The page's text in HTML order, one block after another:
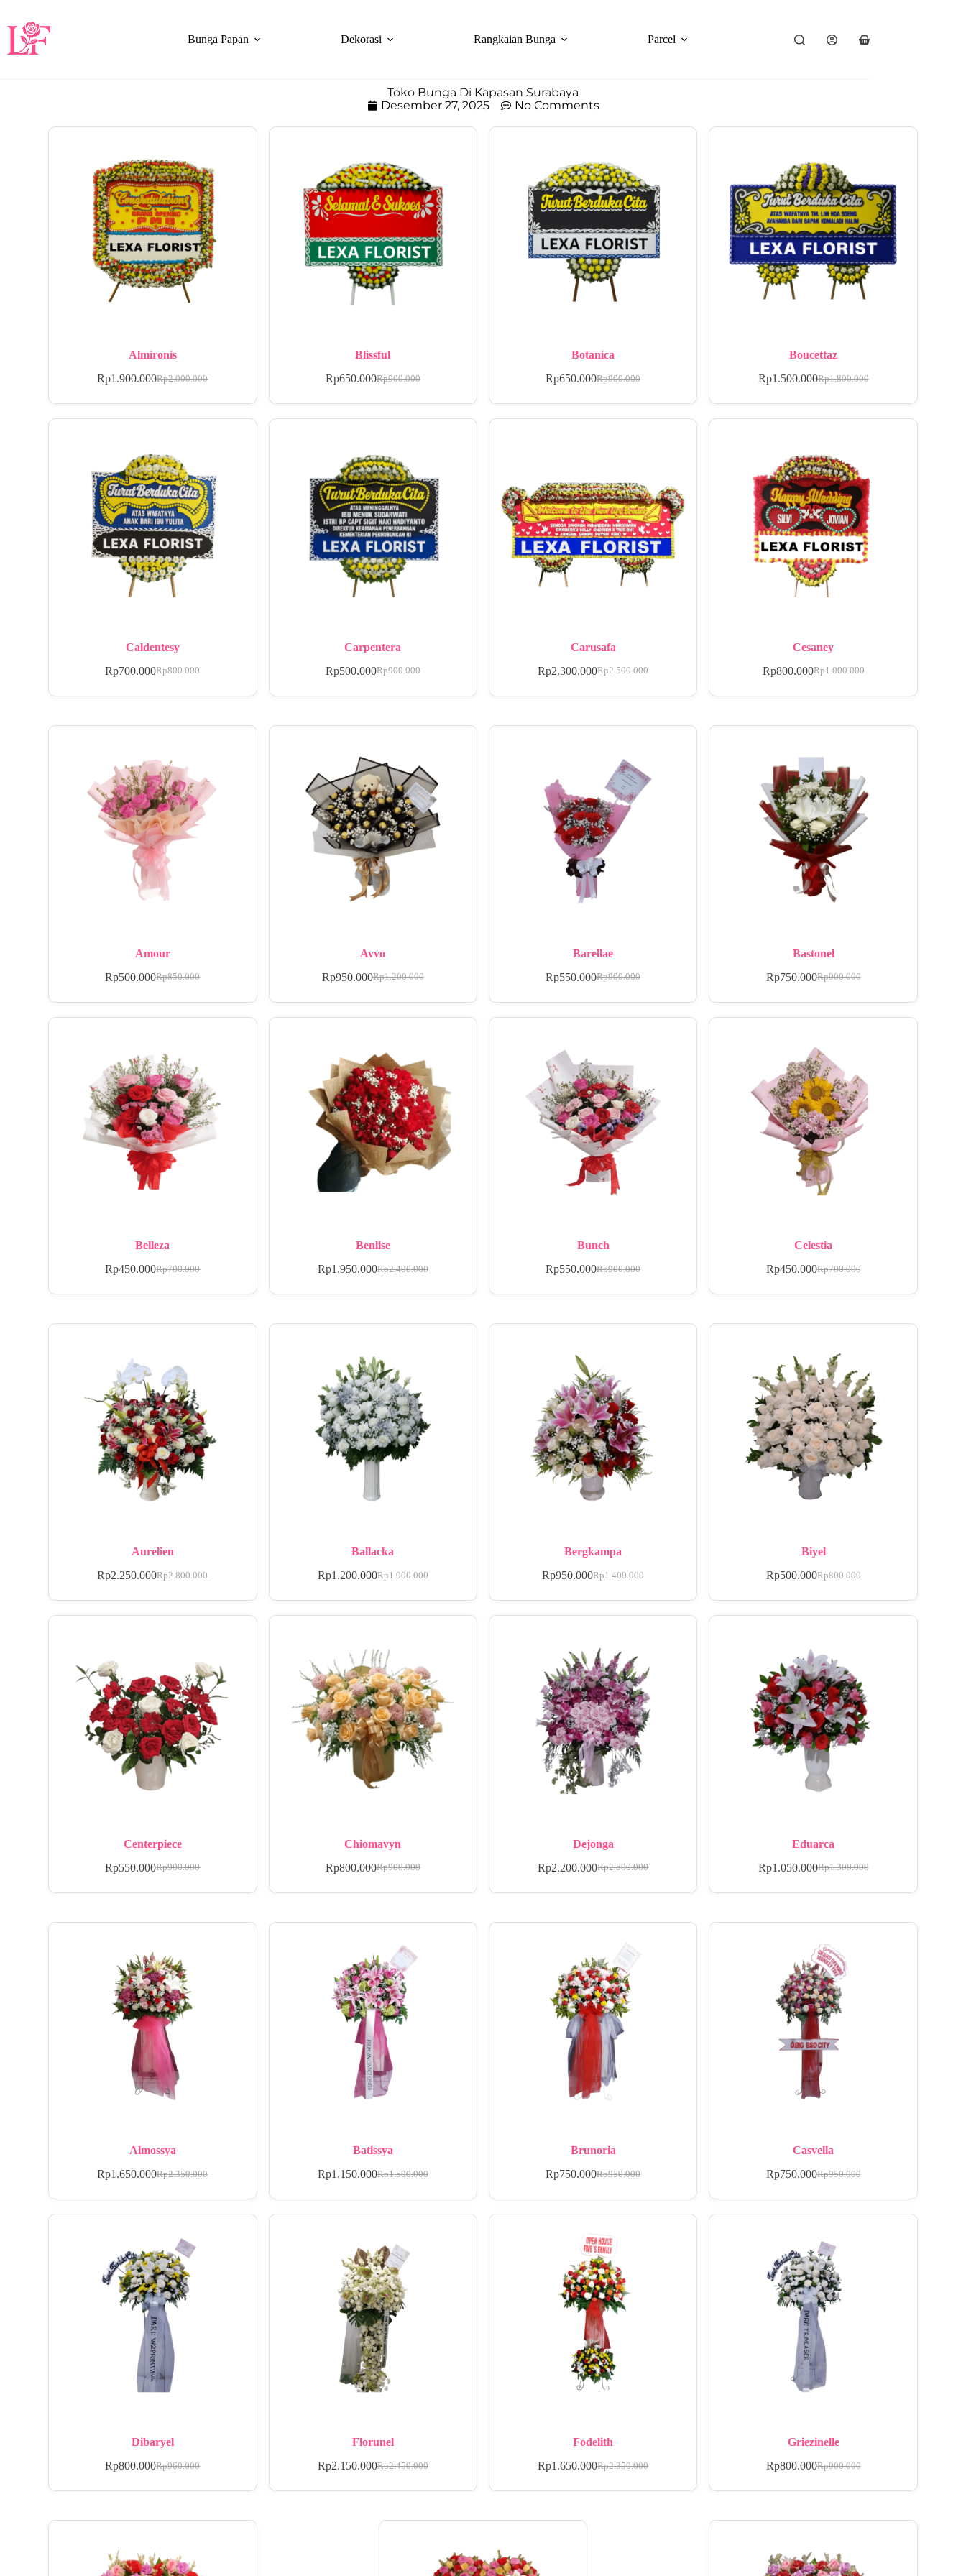
Bunga Papan Dekorasi Rangkaian Bunga Parcel
Toko Bunga Di Kapasan Surabaya
Desember 27, 2025
No Comments
Almironis
Rp2.000.000
Rp1.900.000
Blissful
Rp900.000
Rp650.000
Botanica
Rp900.000
Rp650.000
Boucettaz
Rp1.800.000
Rp1.500.000
Caldentesy
Rp800.000
Rp700.000
Carpentera
Rp900.000
Rp500.000
Carusafa
Rp2.500.000
Rp2.300.000
Cesaney
Rp1.000.000
Rp800.000
Amour
Rp850.000
Rp500.000
Avvo
Rp1.200.000
Rp950.000
Barellae
Rp900.000
Rp550.000
Bastonel
Rp900.000
Rp750.000
Belleza
Rp700.000
Rp450.000
Benlise
Rp2.400.000
Rp1.950.000
Bunch
Rp900.000
Rp550.000
Celestia
Rp700.000
Rp450.000
Aurelien
Rp2.800.000
Rp2.250.000
Ballacka
Rp1.900.000
Rp1.200.000
Bergkampa
Rp1.400.000
Rp950.000
Biyel
Rp800.000
Rp500.000
Centerpiece
Rp900.000
Rp550.000
Chiomavyn
Rp900.000
Rp800.000
Dejonga
Rp2.500.000
Rp2.200.000
Eduarca
Rp1.300.000
Rp1.050.000
Almossya
Rp2.350.000
Rp1.650.000
Batissya
Rp1.500.000
Rp1.150.000
Brunoria
Rp950.000
Rp750.000
Casvella
Rp950.000
Rp750.000
Dibaryel
Rp960.000
Rp800.000
Florunel
Rp2.450.000
Rp2.150.000
Fodelith
Rp2.350.000
Rp1.650.000
Griezinelle
Rp900.000
Rp800.000